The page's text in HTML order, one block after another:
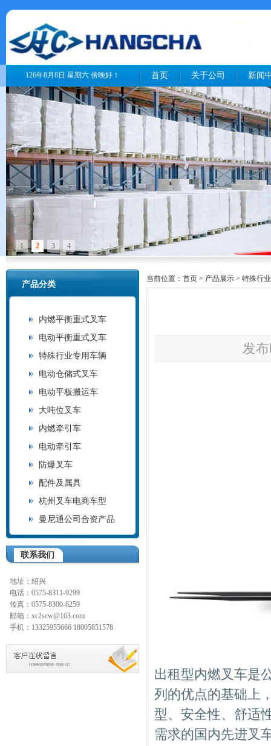
126年8月8日 星期六 傍晚好！ 首页 关于公司 新闻
1 2 3 4
产品分类
内燃平衡重式叉车
电动平衡重式叉车
特殊行业专用车辆
电动仓储式叉车
电动平板搬运车
大吨位叉车
内燃牵引车
电动牵引车
防爆叉车
配件及属具
杭州叉车电商车型
曼尼通公司合资产品
联系我们
地址：绍兴
电话：0575-8311-9299
传真：0575-8300-6259
邮箱：xc2scw@163.com
手机：13325955666 18005851578
当前位置： 首页 > 产品展示 > 特殊行
发布
出租型内燃叉车是
列的优点的基础上
型、安全性、舒适
需求的国内先进叉